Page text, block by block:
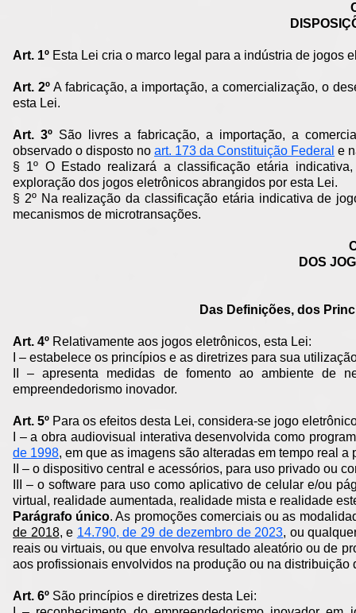
Art. 1º Esta Lei cria o marco legal para a indústria de jogos
Art. 2ºA fabricação, a importação, a comercialização, o
esta Lei.
Art. 3ºSão livres a fabricação, a importação, a
observado o disposto no art. 173 da Constituição Federal e
§ 1º O Estado realizará a classificação etária
exploração dos jogos eletrônicos abrangidos por esta Lei.
§ 2º Na realização da classificação etária indicativa de
mecanismos de microtransações.
DOS
Das Definições, dos
Art. 4º Relativamente aos jogos eletrônicos, esta Lei:
I – estabelece os princípios e as diretrizes para sua
II – apresenta medidas de fomento ao ambiente de
empreendedorismo inovador.
Art. 5º Para os efeitos desta Lei, considera-se jogo
I – a obra audiovisual interativa desenvolvida como
de 1998, em que as imagens são alteradas em tempo real
II – o dispositivo central e acessórios, para uso privado ou
III – o software para uso como aplicativo de celular e/ou
virtual, realidade aumentada, realidade mista e realidade
Parágrafo único. As promoções comerciais ou as
de 2018, e 14.790, de 29 de dezembro de 2023, ou
reais ou virtuais, ou que envolva resultado aleatório ou de
aos profissionais envolvidos na produção ou na
Art. 6º São princípios e diretrizes desta Lei: